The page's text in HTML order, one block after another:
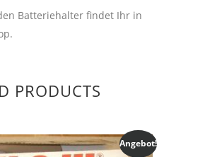
Batteriehalter findet Ihr in
PRODUCTS
Angebot!